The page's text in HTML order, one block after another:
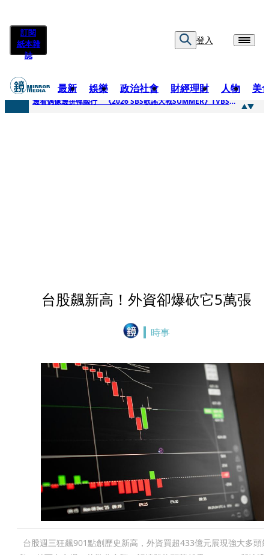
訂閱
紙本雜
誌
登入
最新 娛樂 政治社會 財經理財 人物 美
快訊
邊看偶像邊拚韓國行 《2026 SBS歌謠大戰SUMMER》TVBS直播祭追星福利
台股飆新高！外資卻爆砍它5萬張
時事
台股週三狂飆901點創歷史新高，外資買超433億元展現強大多頭